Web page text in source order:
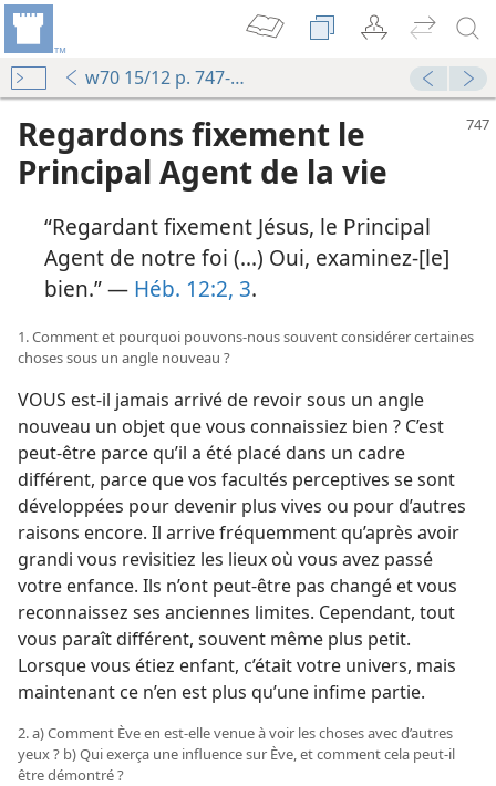
w70 15/12 p. 747-754
Regardons fixement le
Principal Agent de la vie
“Regardant fixement Jésus, le Principal
Agent de notre foi (...) Oui, examinez-​[le]
bien.” — Héb. 12:2, 3.
1. Comment et pourquoi pouvons-​nous souvent considérer certaines
choses sous un angle nouveau ?
VOUS est-​il jamais arrivé de revoir sous un angle
nouveau un objet que vous connaissiez bien ? C’est
peut-être parce qu’il a été placé dans un cadre
différent, parce que vos facultés perceptives se sont
développées pour devenir plus vives ou pour d’autres
raisons encore. Il arrive fréquemment qu’après avoir
grandi vous revisitiez les lieux où vous avez passé
votre enfance. Ils n’ont peut-être pas changé et vous
reconnaissez ses anciennes limites. Cependant, tout
vous paraît différent, souvent même plus petit.
Lorsque vous étiez enfant, c’était votre univers, mais
maintenant ce n’en est plus qu’une infime partie.
2. a) Comment Ève en est-​elle venue à voir les choses avec d’autres
yeux ? b) Qui exerça une influence sur Ève, et comment cela peut-​il
être démontré ?